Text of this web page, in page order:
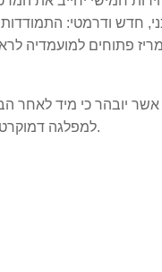
חדש ודרמטי:
פתוחים למועמדיה
יובהר כי מיד לאחר
למפלגה דמוקרטית אחת גדולה.